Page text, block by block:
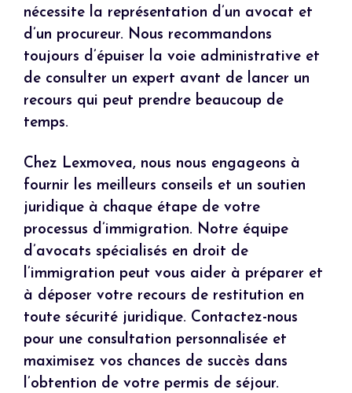
nécessite la représentation d’un avocat et
d’un procureur. Nous recommandons
toujours d’épuiser la voie administrative et
de consulter un expert avant de lancer un
recours qui peut prendre beaucoup de
temps.
Chez Lexmovea, nous nous engageons à
fournir les meilleurs conseils et un soutien
juridique à chaque étape de votre
processus d’immigration. Notre équipe
d’avocats spécialisés en droit de
l’immigration peut vous aider à préparer et
à déposer votre recours de restitution en
toute sécurité juridique. Contactez-nous
pour une consultation personnalisée et
maximisez vos chances de succès dans
l’obtention de votre permis de séjour.